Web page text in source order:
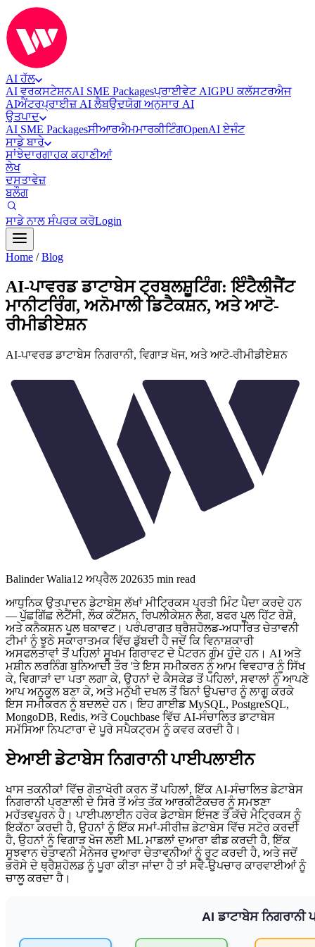
AI ਹੱਲ
AI ਵਰਕਸਟੇਸ਼ਨAI SME Packagesਪ੍ਰਾਈਵੇਟ AIGPU ਕਲੱਸਟਰਐਜ
AIਐਂਟਰਪ੍ਰਾਈਜ਼ AI ਲੈਬਉਦਯੋਗ ਅਨੁਸਾਰ AI
ਉਤਪਾਦ
AI SME PackagesਸੀਆਰਐਮਮਾਰਕੀਟਿੰਗOpenAI ਏਜੰਟ
ਸਾਡੇ ਬਾਰੇ
ਸਾਂਝੇਦਾਰਗਾਹਕ ਕਹਾਣੀਆਂ
ਲੇਖ
ਦਸਤਾਵੇਜ਼
ਬਲੌਗ
ਸਾਡੇ ਨਾਲ ਸੰਪਰਕ ਕਰੋLogin
Home / Blog
AI-ਪਾਵਰਡ ਡਾਟਾਬੇਸ ਟ੍ਰਬਲਸ਼ੂਟਿੰਗ: ਇੰਟੈਲੀਜੈਂਟ
ਮਾਨੀਟਰਿੰਗ, ਅਨੋਮਾਲੀ ਡਿਟੈਕਸ਼ਨ, ਅਤੇ ਆਟੋ-
ਰੀਮੀਡੀਏਸ਼ਨ
AI-ਪਾਵਰਡ ਡਾਟਾਬੇਸ ਨਿਗਰਾਨੀ, ਵਿਗਾੜ ਖੋਜ, ਅਤੇ ਆਟੋ-ਰੀਮੀਡੀਏਸ਼ਨ
Balinder Walia12 ਅਪ੍ਰੈਲ 202635 min read
ਆਧੁਨਿਕ ਉਤਪਾਦਨ ਡੇਟਾਬੇਸ ਲੱਖਾਂ ਮੀਟ੍ਰਿਕਸ ਪ੍ਰਤੀ ਮਿੰਟ ਪੈਦਾ ਕਰਦੇ ਹਨ
— ਪੁੱਛਗਿੱਛ ਲੇਟੈਂਸੀ, ਲੌਕ ਕੰਟੈਂਸ਼ਨ, ਰਿਪਲੀਕੇਸ਼ਨ ਲੈਗ, ਬਫਰ ਪੂਲ ਹਿੱਟ ਰੇਸ਼ੋ,
ਅਤੇ ਕਨੈਕਸ਼ਨ ਪੂਲ ਥਕਾਵਟ। ਪਰੰਪਰਾਗਤ ਥ੍ਰੈਸ਼ਹੋਲਡ-ਅਧਾਰਿਤ ਚੇਤਾਵਨੀ
ਟੀਮਾਂ ਨੂੰ ਝੂਠੇ ਸਕਾਰਾਤਮਕ ਵਿੱਚ ਡੁੱਬਦੀ ਹੈ ਜਦੋਂ ਕਿ ਵਿਨਾਸ਼ਕਾਰੀ
ਅਸਫਲਤਾਵਾਂ ਤੋਂ ਪਹਿਲਾਂ ਸੂਖਮ ਗਿਰਾਵਟ ਦੇ ਪੈਟਰਨ ਗੁੰਮ ਹੁੰਦੇ ਹਨ। AI ਅਤੇ
ਮਸ਼ੀਨ ਲਰਨਿੰਗ ਬੁਨਿਆਦੀ ਤੌਰ 'ਤੇ ਇਸ ਸਮੀਕਰਨ ਨੂੰ ਆਮ ਵਿਵਹਾਰ ਨੂੰ ਸਿੱਖ
ਕੇ, ਵਿਗਾੜਾਂ ਦਾ ਪਤਾ ਲਗਾ ਕੇ, ਉਹਨਾਂ ਦੇ ਕੈਸਕੇਡ ਤੋਂ ਪਹਿਲਾਂ, ਸਵਾਲਾਂ ਨੂੰ ਆਪਣੇ
ਆਪ ਅਨੁਕੂਲ ਬਣਾ ਕੇ, ਅਤੇ ਮਨੁੱਖੀ ਦਖਲ ਤੋਂ ਬਿਨਾਂ ਉਪਚਾਰ ਨੂੰ ਲਾਗੂ ਕਰਕੇ
ਇਸ ਸਮੀਕਰਨ ਨੂੰ ਬਦਲਦੇ ਹਨ। ਇਹ ਗਾਈਡ MySQL, PostgreSQL,
MongoDB, Redis, ਅਤੇ Couchbase ਵਿੱਚ AI-ਸੰਚਾਲਿਤ ਡਾਟਾਬੇਸ
ਸਮੱਸਿਆ ਨਿਪਟਾਰਾ ਦੇ ਪੂਰੇ ਸਪੈਕਟ੍ਰਮ ਨੂੰ ਕਵਰ ਕਰਦੀ ਹੈ।
ਏਆਈ ਡੇਟਾਬੇਸ ਨਿਗਰਾਨੀ ਪਾਈਪਲਾਈਨ
ਖਾਸ ਤਕਨੀਕਾਂ ਵਿੱਚ ਗੋਤਾਖੋਰੀ ਕਰਨ ਤੋਂ ਪਹਿਲਾਂ, ਇੱਕ AI-ਸੰਚਾਲਿਤ ਡੇਟਾਬੇਸ
ਨਿਗਰਾਨੀ ਪ੍ਰਣਾਲੀ ਦੇ ਸਿਰੇ ਤੋਂ ਅੰਤ ਤੱਕ ਆਰਕੀਟੈਕਚਰ ਨੂੰ ਸਮਝਣਾ
ਮਹੱਤਵਪੂਰਨ ਹੈ। ਪਾਈਪਲਾਈਨ ਹਰੇਕ ਡੇਟਾਬੇਸ ਇੰਜਣ ਤੋਂ ਕੱਚੇ ਮੈਟ੍ਰਿਕਸ ਨੂੰ
ਇਕੱਠਾ ਕਰਦੀ ਹੈ, ਉਹਨਾਂ ਨੂੰ ਇੱਕ ਸਮਾਂ-ਸੀਰੀਜ਼ ਡੇਟਾਬੇਸ ਵਿੱਚ ਸਟੋਰ ਕਰਦੀ
ਹੈ, ਉਹਨਾਂ ਨੂੰ ਵਿਗਾੜ ਖੋਜ ਲਈ ML ਮਾਡਲਾਂ ਦੁਆਰਾ ਫੀਡ ਕਰਦੀ ਹੈ, ਇੱਕ
ਸੂਝਵਾਨ ਚੇਤਾਵਨੀ ਮੈਨੇਜਰ ਦੁਆਰਾ ਚੇਤਾਵਨੀਆਂ ਨੂੰ ਰੂਟ ਕਰਦੀ ਹੈ, ਅਤੇ ਜਦੋਂ
ਭਰੋਸੇ ਦੇ ਥ੍ਰੈਸ਼ਹੋਲਡ ਨੂੰ ਪੂਰਾ ਕੀਤਾ ਜਾਂਦਾ ਹੈ ਤਾਂ ਸਵੈ-ਉਪਚਾਰ ਕਾਰਵਾਈਆਂ ਨੂੰ
ਚਾਲੂ ਕਰਦਾ ਹੈ।
AI ਡਾਟਾਬੇਸ